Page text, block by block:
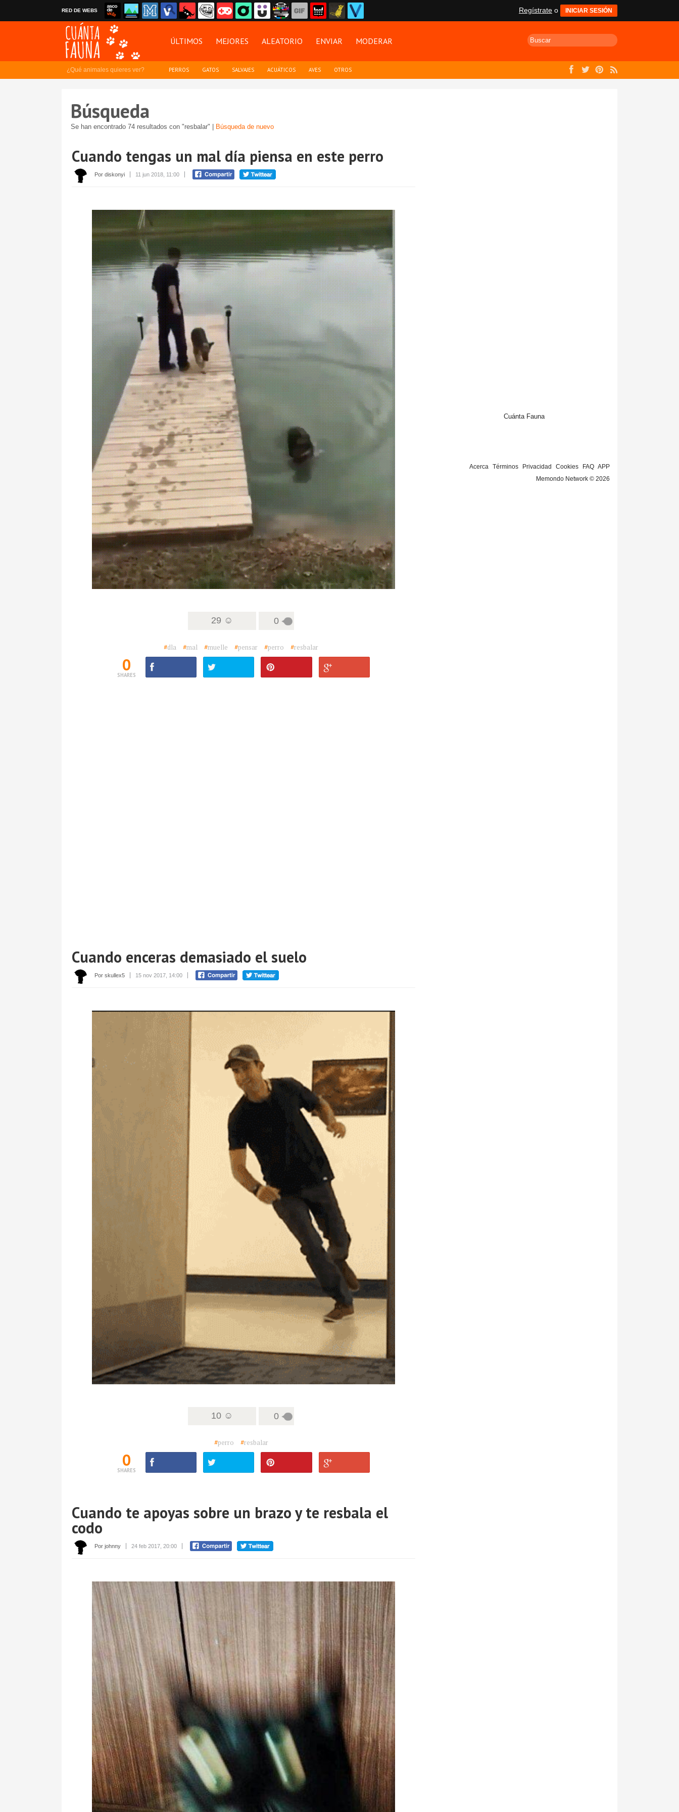
RED DE WEBS Regístrate o INICIAR SESIÓN
ÚLTIMOS MEJORES ALEATORIO ENVIAR MODERAR
¿Qué animales quieres ver? PERROS GATOS SALVAJES ACUÁTICOS AVES OTROS
Búsqueda
Se han encontrado 74 resultados con "resbalar" | Búsqueda de nuevo
Cuando tengas un mal día piensa en este perro
Por diskonyi 11 jun 2018, 11:00
29 ☺ 0
#dla #mal #muelle #pensar #perro #resbalar
0
SHARES
Cuando enceras demasiado el suelo
Por skullex5 15 nov 2017, 14:00
10 ☺ 0
#perro #resbalar
0
SHARES
Cuando te apoyas sobre un brazo y te resbala el
codo
Por johnny 24 feb 2017, 20:00
Cuánta Fauna
Acerca Términos Privacidad Cookies FAQ APP
Memondo Network © 2026